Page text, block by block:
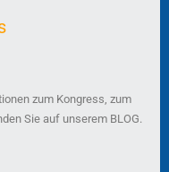
zum Kongress, zum
Sie auf unserem BLOG.